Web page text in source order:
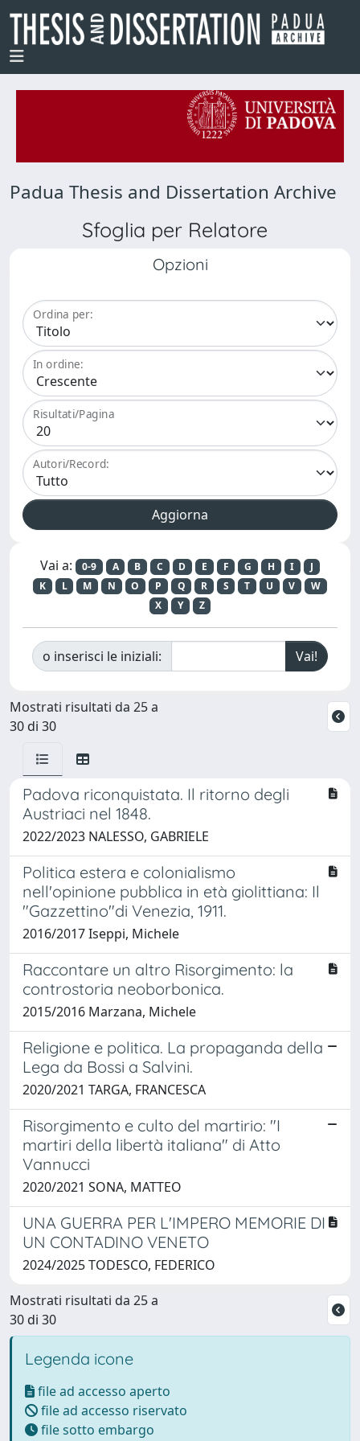
Padua Thesis and Dissertation Archive
Sfoglia per Relatore
Opzioni
Ordina per:
In ordine:
Risultati/Pagina
Autori/Record:
Vai a: 0-9 A B C D E F G H I
J
K
L M N O P Q R S T U V
W
X
Y Z
o inserisci le iniziali:
Mostrati risultati da 25 a
30 di 30
Padova riconquistata. Il ritorno degli
Austriaci nel 1848.
2022/2023 NALESSO, GABRIELE
Politica estera e colonialismo
nell'opinione pubblica in età giolittiana: Il
"Gazzettino"di Venezia, 1911.
2016/2017 Iseppi, Michele
Raccontare un altro Risorgimento: la
controstoria neoborbonica.
2015/2016 Marzana, Michele
Religione e politica. La propaganda della
Lega da Bossi a Salvini.
2020/2021 TARGA, FRANCESCA
Risorgimento e culto del martirio: "I
martiri della libertà italiana" di Atto
Vannucci
2020/2021 SONA, MATTEO
UNA GUERRA PER L'IMPERO MEMORIE DI
UN CONTADINO VENETO
2024/2025 TODESCO, FEDERICO
Mostrati risultati da 25 a
30 di 30
Legenda icone
file ad accesso aperto
file ad accesso riservato
file sotto embargo